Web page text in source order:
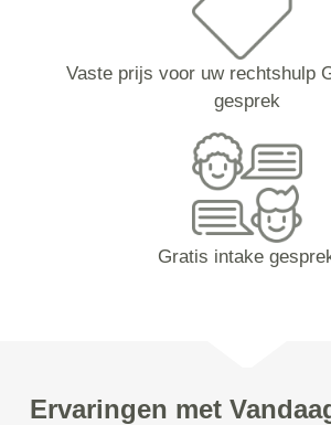
Vaste prijs voor uw rechtshulp
gesprek
Gratis intake
Ervaringen met